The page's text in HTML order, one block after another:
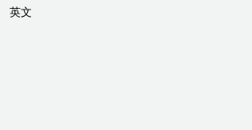
英文